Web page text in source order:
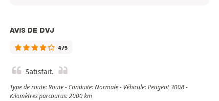
AVIS DE DVJ
4/5
Satisfait.
Type de route: Route - Conduite: Normale - Véhicule: Peugeot 3008 -
Kilomètres parcourus: 2000 km